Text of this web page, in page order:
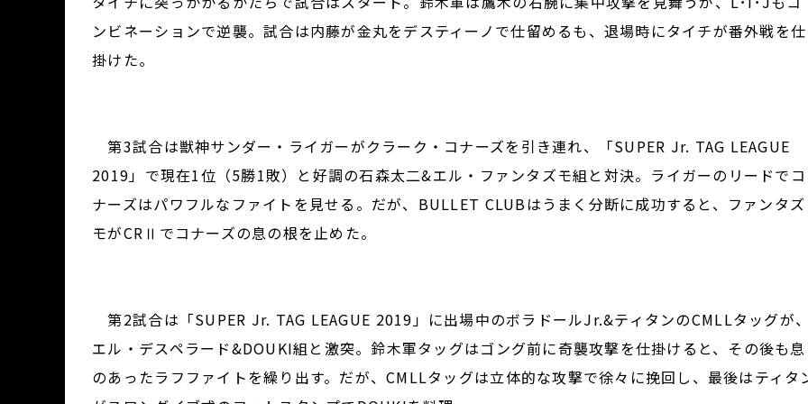
ンビネーションで逆襲。試合は内藤が金丸をデスティーノで仕留めるも、退場時にタイチが番外戦を仕
掛けた。
第3試合は獣神サンダー・ライガーがクラーク・コナーズを引き連れ、「SUPER Jr. TAG LEAGUE
2019」で現在1位（5勝1敗）と好調の石森太二&エル・ファンタズモ組と対決。ライガーのリードでコ
ナーズはパワフルなファイトを見せる。だが、BULLET CLUBはうまく分断に成功すると、ファンタズ
モがCRⅡでコナーズの息の根を止めた。
第2試合は「SUPER Jr. TAG LEAGUE 2019」に出場中のボラドールJr.&ティタンのCMLLタッグが
エル・デスペラード&DOUKI組と激突。鈴木軍タッグはゴング前に奇襲攻撃を仕掛けると、その後も息
のあったラフファイトを繰り出す。だが、CMLLタッグは立体的な攻撃で徐々に挽回し、最後はティタ